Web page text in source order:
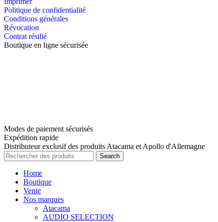
Politique de confidentialité
Conditions générales
Révocation
Contrat résilié
Boutique en ligne sécurisée
Modes de paiement sécurisés
Expédition rapide
Distributeur exclusif des produits Atacama et Apollo d'Allemagne
Search
Home
Boutique
Vente
Nos marques
Atacama
AUDIO SELECTION